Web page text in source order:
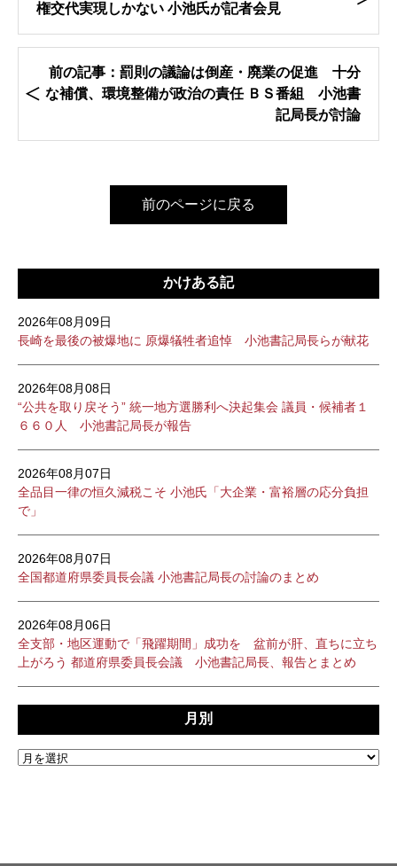
権交代実現しかない 小池氏が記者会見
前の記事：罰則の議論は倒産・廃業の促進 十分
な補償、環境整備が政治の責任 ＢＳ番組 小池書
記局長が討論
前のページに戻る
かけある記
2026年08月09日
長崎を最後の被爆地に 原爆犠牲者追悼 小池書記局長らが献花
2026年08月08日
“公共を取り戻そう” 統一地方選勝利へ決起集会 議員・候補者１
６６０人 小池書記局長が報告
2026年08月07日
全品目一律の恒久減税こそ 小池氏「大企業・富裕層の応分負担
で」
2026年08月07日
全国都道府県委員長会議 小池書記局長の討論のまとめ
2026年08月06日
全支部・地区運動で「飛躍期間」成功を 盆前が肝、直ちに立ち
上がろう 都道府県委員長会議 小池書記局長、報告とまとめ
月別